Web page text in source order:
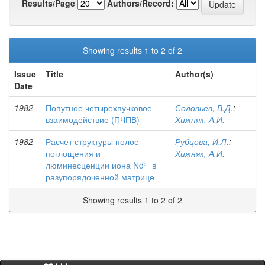
Results/Page
Authors/Record:
Showing results 1 to 2 of 2
Issue
Date
Title Author(s)
1982
Попутное четырехпучковое
взаимодействие (ПЧПВ)
Соловьев, В.Д.;
Хижняк, А.И.
1982
Расчет структуры полос
поглощения и
люминесценции иона Nd³⁺ в
разупорядоченной матрице
Рубцова, И.Л.;
Хижняк, А.И.
Showing results 1 to 2 of 2